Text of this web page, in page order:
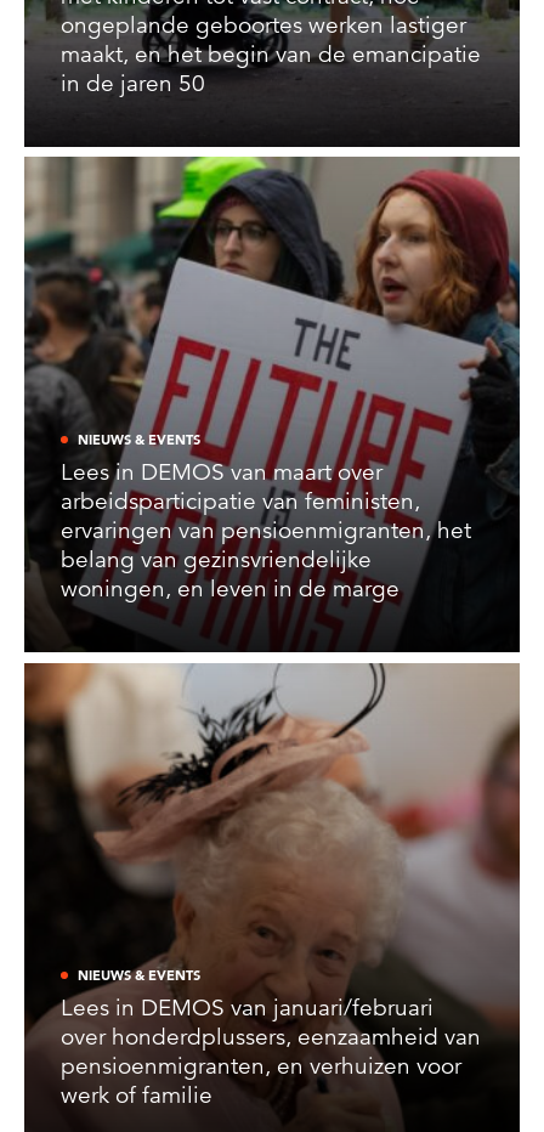
ongeplande geboortes werken lastiger
maakt, en het begin van de emancipatie
in de jaren 50
NIEUWS & EVENTS
Lees in DEMOS van maart over
arbeidsparticipatie van feministen,
ervaringen van pensioenmigranten, het
belang van gezinsvriendelijke
woningen, en leven in de marge
NIEUWS & EVENTS
Lees in DEMOS van januari/februari
over honderdplussers, eenzaamheid van
pensioenmigranten, en verhuizen voor
werk of familie